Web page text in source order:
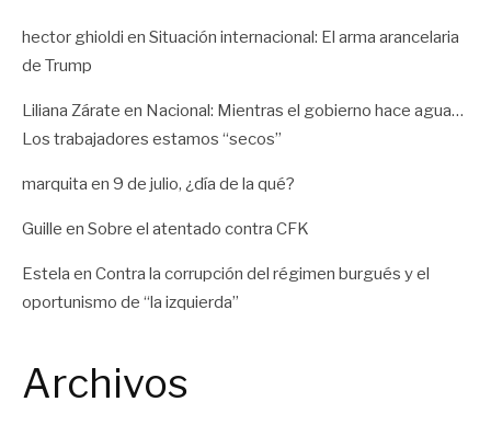
hector ghioldi en Situación internacional: El arma arancelaria
de Trump
Liliana Zárate en Nacional: Mientras el gobierno hace agua…
Los trabajadores estamos “secos”
marquita en 9 de julio, ¿día de la qué?
Guille en Sobre el atentado contra CFK
Estela en Contra la corrupción del régimen burgués y el
oportunismo de “la izquierda”
Archivos